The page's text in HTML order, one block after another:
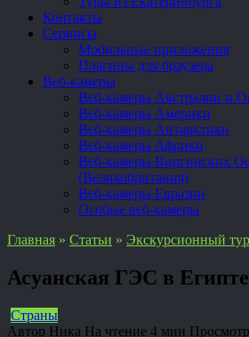
Контакты
Сервисы
Мобильные приложения
Плагины для браузера
Веб-камеры
Веб-камеры Австралии и
Веб-камеры Америки
Веб-камеры Антарктики
Веб-камеры Африки
Веб-камеры Виргинских
(Великобритания)
Веб-камеры Евразии
Особые веб-камеры
Главная » Статьи » Экскурсионный
Асуанская ГЭС в Египте
Страны
Автор Ника На чтение 4 мин